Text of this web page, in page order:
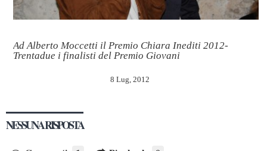
Ad Alberto Moccetti il Premio Chiara Inediti 2012-
Trentadue i finalisti del Premio Giovani
8 Lug, 2012
NESSUNA RISPOSTA